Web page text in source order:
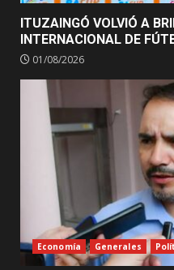
ITUZAINGÓ VOLVIÓ A
INTERNACIONAL DE
01/08/2026
Economía Generales